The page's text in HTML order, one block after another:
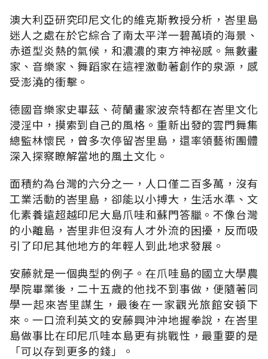
澳大利亞研究印尼文化的維克斯教授分析，峇里島
迷人之處在於它綜合了南太平洋一碧萬頃的海景、
赤道型炎熱的氣候，和濃濃的東方神祕感。無數畫
家、音樂家、舞蹈家在這裡激動著創作的泉源，感
受澎澆的衝擊。
德國音樂家史畢茲、荷蘭畫家波奈特都在峇里文化
浸淫中，摸索到自己的風格。重新出發的雲門舞集
總監林懷民，曾多次停留峇里島，還率領藝術團體
深入探察瞭解當地的風土文化。
面積約為台灣的六分之一，人口僅二百多萬，沒有
工業活動的峇里島，卻能以小搏大，生活水準、文
化素養遠超越印尼大島爪哇和蘇門答臘。不像台灣
的小離島，峇里非但沒有人才外流的困擾，反而吸
引了印尼其他地方的年輕人到此地求發展。
安藤就是一個典型的例子。在爪哇島的國立大學農
學院畢業後，二十五歲的他找不到事做，便隨著同
學一起來峇里謀生，最後在一家觀光旅館安頓下
來。一口流利英文的安藤興沖沖地握拳說，在峇里
島做事比在印尼爪哇本島更有挑戰性，最重要的是
「可以存到更多的錢」。